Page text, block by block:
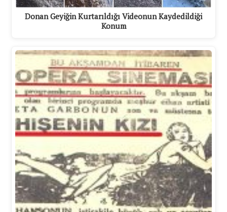
Donan Geyiğin Kurtarıldığı Videonun Kaydedildiği
Konum